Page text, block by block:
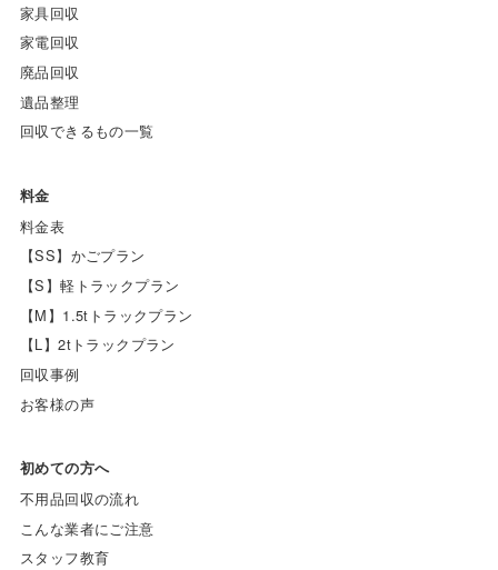
家具回収
家電回収
廃品回収
遺品整理
回収できるもの一覧
料金
料金表
【SS】かごプラン
【S】軽トラックプラン
【M】1.5tトラックプラン
【L】2tトラックプラン
回収事例
お客様の声
初めての方へ
不用品回収の流れ
こんな業者にご注意
スタッフ教育